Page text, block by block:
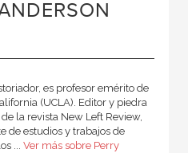
es profesor emérito de
(UCLA). Editor y piedra
la revista New Left Review,
de estudios y trabajos de
... Ver más sobre Perry